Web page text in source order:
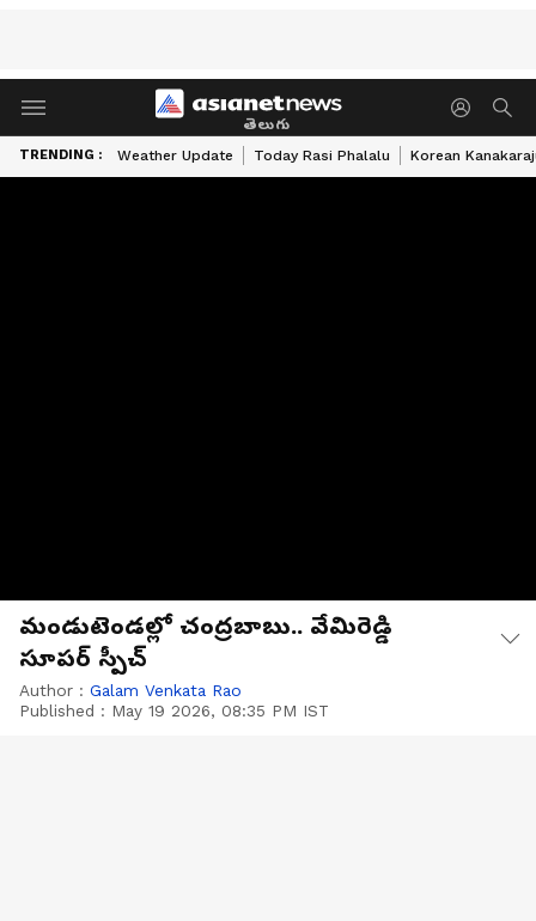
తెలుగు
TRENDING : Weather Update Today Rasi Phalalu Korean
మండుటెండల్లో చంద్రబాబు.. వేమిరెడ్డి
సూపర్ స్పీచ్
Author : Galam Venkata Rao
Published : May 19 2026, 08:35 PM IST